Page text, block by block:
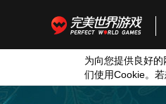
为向您提供良好
们使用Cookie。